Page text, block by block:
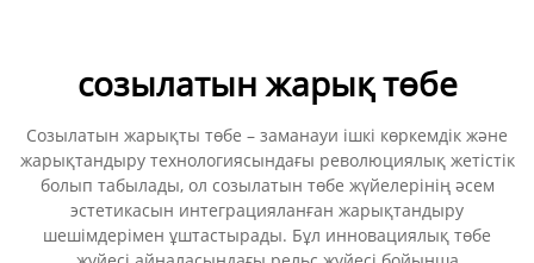
созылатын жарық төбе
Созылатын жарықты төбе – заманауи ішкі көркемдік және
жарықтандыру технологиясындағы революциялық жетістік
болып табылады, ол созылатын төбе жүйелерінің әсем
эстетикасын интеграцияланған жарықтандыру
шешімдерімен ұштастырады. Бұл инновациялық төбе